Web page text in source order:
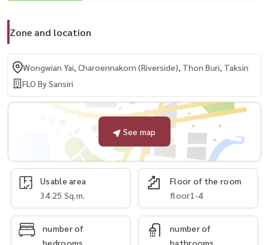
Zone and location
Wongwian Yai, Charoennakorn (Riverside), Thon Buri, Taksin
FLO By Sansiri
See map
Usable area
34.25 Sq.m.
Floor of the room
floor1-4
number of
bedrooms
number of
bathrooms